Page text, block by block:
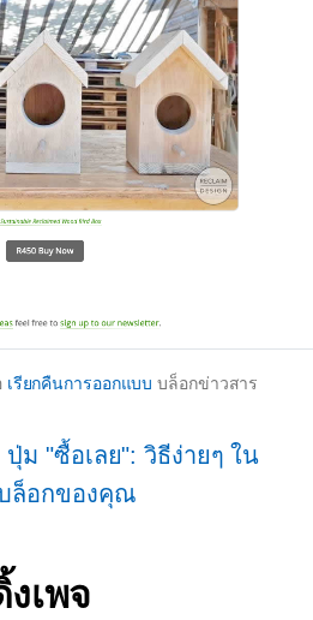
เรียกคืนการออกแบบ บล็อกข่าวสาร
ปุ่ม "ซื้อเลย": วิธีง่ายๆ ใน
บล็อกของคุณ
เพจ